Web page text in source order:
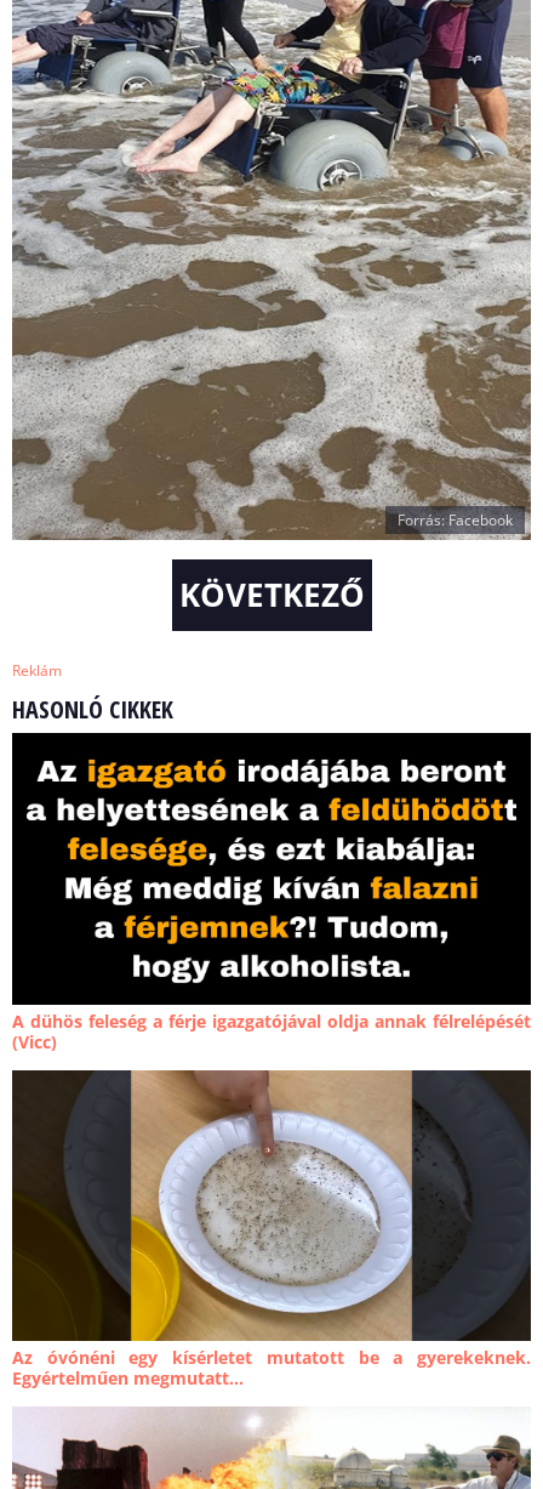
Forrás: Facebook
KÖVETKEZŐ
Reklám
HASONLÓ CIKKEK
A dühös feleség a férje igazgatójával oldja annak félrelépését
(Vicc)
Az óvónéni egy kísérletet mutatott be a gyerekeknek.
Egyértelműen megmutatt...